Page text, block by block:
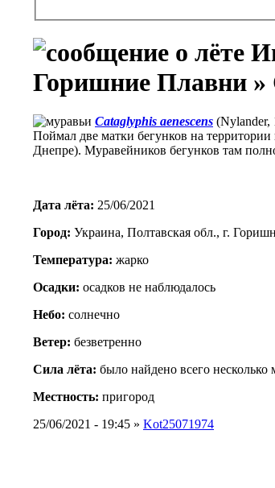
Горишние Плавни »
Cataglyphis aenescens (Nylander,
Поймал две матки бегунков на
Днепре). Муравейников бегунков там
Дата лёта: 25/06/2021
Город: Украина, Полтавская обл., г.
Температура: жарко
Осадки: осадков не наблюдалось
Небо: солнечно
Ветер: безветренно
Сила лёта: было найдено всего несколько
Местность: пригород
25/06/2021 - 19:45 » Kot25071974